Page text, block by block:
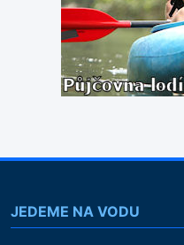
JEDEME NA VODU